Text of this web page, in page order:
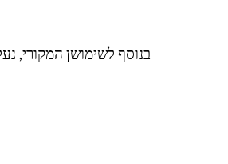
בנוסף לשימושן המקורי,